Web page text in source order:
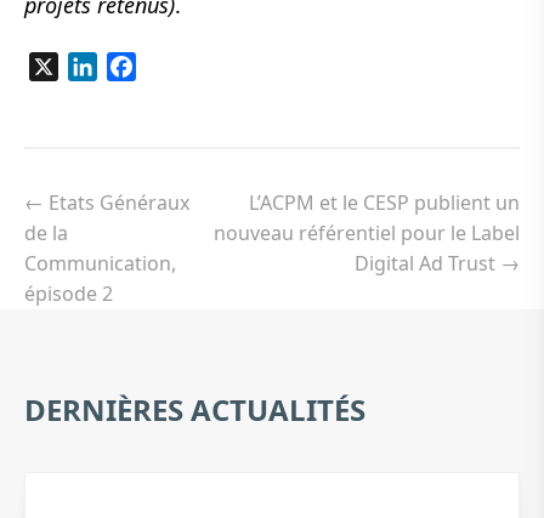
LinkedIn
de
l’article
← Etats Généraux
de la
Communication,
épisode 2
L’ACPM et le CESP publient un
nouveau référentiel pour le Label
Digital Ad Trust →
DERNIÈRES ACTUALITÉS